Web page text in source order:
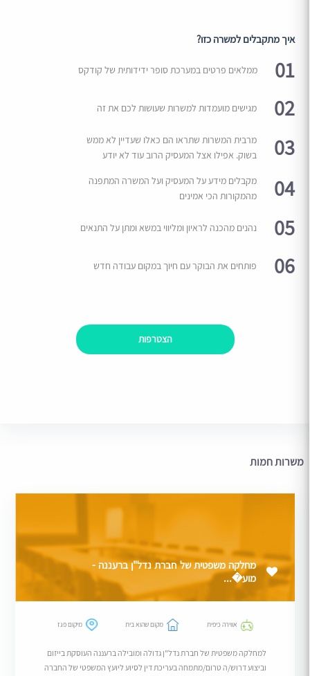
איך מתקבלים למשרה כזו?
01 ממלאים פרטים במערכת סופר ידידותית של קודקס
02 מגישים מועמדות למשרות שעושות לכם את זה
03
מרבית המשרות שתראו הם כאלו שעדיין לא ממש
בשוק. אפילו אצל המעסיק הרוב עוד לא יודע
04
מקבלים מידע על המעסיק ועל המשרה המתפנה
מהמקורות הכי אמינים
05 נהנים מהכנה לראיון ומליווי במשא ומתן על התנאים
06 פותחים את הבוקר עם חיוך במקום עבודה חדש
הצטרפות
משרות חמות
מחלקה משפטית של חברת נדל"ן ברעננה -
מוע�...
אווירה כיפית מקום שהוא בית מיקום פגז
למחלקה משפטית של חברת נדל"ן גדולה ומובילה ברעננה העוסקת בייזום
וביצוע דרוש/ה טרום/מתמחה בעריכת דין לסיוע ליועץ המשפטי של החברה